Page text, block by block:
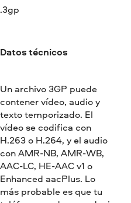
.3gp
Datos técnicos
Un archivo 3GP puede
contener vídeo, audio y
texto temporizado. El
vídeo se codifica con
H.263 o H.264, y el audio
con AMR-NB, AMR-WB,
AAC-LC, HE-AAC v1 o
Enhanced aacPlus. Lo
más probable es que tu